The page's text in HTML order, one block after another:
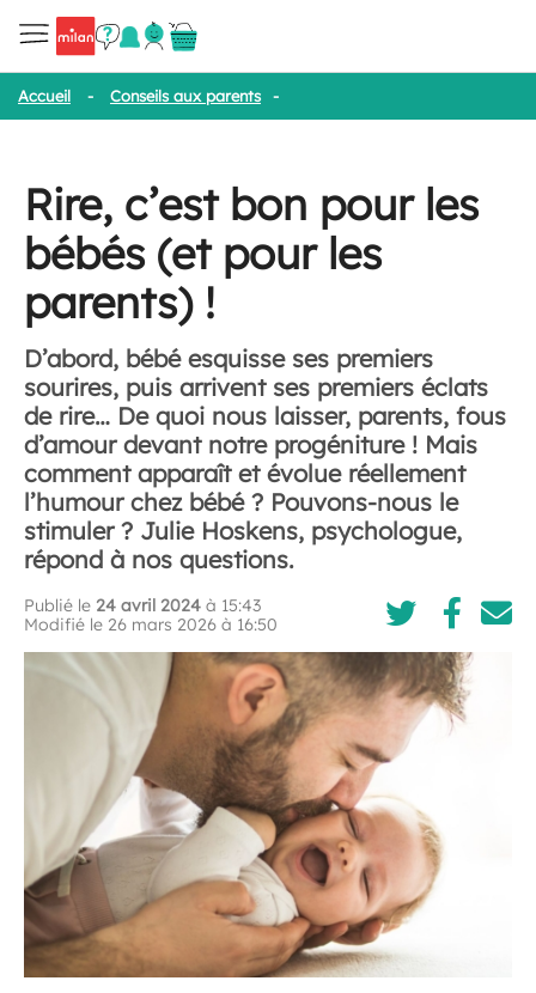
Accueil - Conseils aux parents -
Rire, c’est bon pour les
bébés (et pour les
parents) !
D’abord, bébé esquisse ses premiers
sourires, puis arrivent ses premiers éclats
de rire… De quoi nous laisser, parents, fous
d’amour devant notre progéniture ! Mais
comment apparaît et évolue réellement
l’humour chez bébé ? Pouvons-nous le
stimuler ? Julie Hoskens, psychologue,
répond à nos questions.
Publié le 24 avril 2024 à 15:43
Modifié le 26 mars 2026 à 16:50